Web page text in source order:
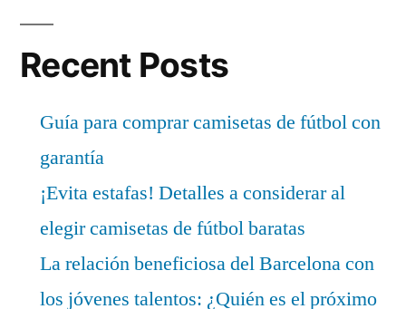
Recent Posts
Guía para comprar camisetas de fútbol con
garantía
¡Evita estafas! Detalles a considerar al
elegir camisetas de fútbol baratas
La relación beneficiosa del Barcelona con
los jóvenes talentos: ¿Quién es el próximo